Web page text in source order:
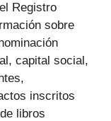
Registro
sobre
capital social,
inscritos
libros